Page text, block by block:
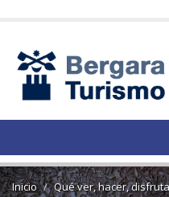
Inicio Qué ver, hacer,